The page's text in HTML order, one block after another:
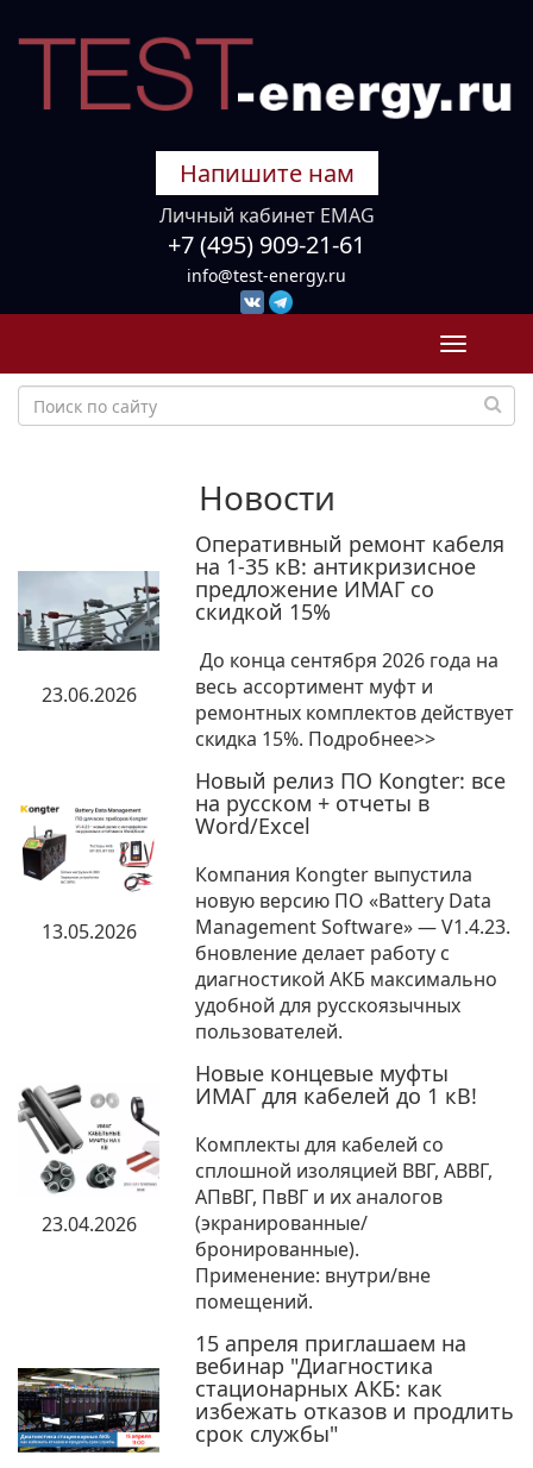
Напишите нам
Личный кабинет EMAG
+7 (495) 909-21-61
info@test-energy.ru
Toggle
Новости
23.06.2026
Оперативный ремонт кабеля
на 1-35 кВ: антикризисное
предложение ИМАГ со
скидкой 15%
До конца сентября 2026 года на
весь ассортимент муфт и
ремонтных комплектов действует
скидка 15%. Подробнее>>
13.05.2026
Новый релиз ПО Kongter: все
на русском + отчеты в
Word/Excel
Компания Kongter выпустила
новую версию ПО «Battery Data
Management Software» — V1.4.23.
бновление делает работу с
диагностикой АКБ максимально
удобной для русскоязычных
пользователей.
23.04.2026
Новые концевые муфты
ИМАГ для кабелей до 1 кВ!
Комплекты для кабелей со
сплошной изоляцией ВВГ, АВВГ,
АПвВГ, ПвВГ и их аналогов
(экранированные/
бронированные).
Применение: внутри/вне
помещений.
15 апреля приглашаем на
вебинар "Диагностика
стационарных АКБ: как
избежать отказов и продлить
срок службы"